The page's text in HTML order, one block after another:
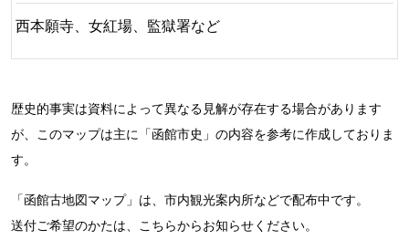
西本願寺、女紅場、監獄署など
歴史的事実は資料によって異なる見解が存在する場合があります
が、このマップは主に「函館市史」の内容を参考に作成しておりま
す。
「函館古地図マップ」は、市内観光案内所などで配布中です。
送付ご希望のかたは、こちらからお知らせください。